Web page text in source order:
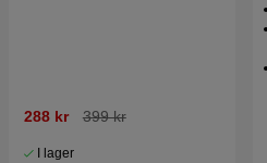
288 kr 399 kr
I lager